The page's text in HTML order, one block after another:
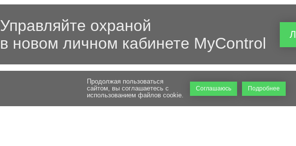
Управляйте охраной
в новом личном кабинете MyControl
Продолжая пользоваться
сайтом, вы соглашаетесь с
использованием файлов cookie.
Соглашаюсь Подробнее